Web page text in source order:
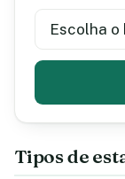
Tipos de